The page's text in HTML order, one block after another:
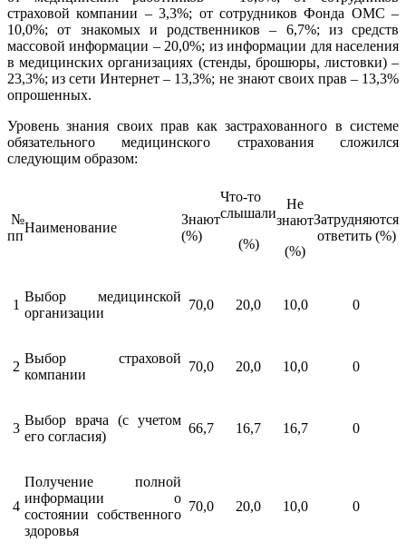
страховой компании – 3,3%; от сотрудников Фонда ОМС –
10,0%; от знакомых и родственников – 6,7%; из средств
массовой информации – 20,0%; из информации для населения
в медицинских организациях (стенды, брошюры, листовки) –
23,3%; из сети Интернет – 13,3%; не знают своих прав – 13,3%
опрошенных.
Уровень знания своих прав как застрахованного в системе
обязательного медицинского страхования сложился
следующим образом:
№
пп
Наименование
Знают
(%)
Что-то
слышали
(%)
Не
знают
(%)
Затрудняются
ответить (%)
1
Выбор медицинской
организации
70,0 20,0 10,0 0
2
Выбор страховой
компании
70,0 20,0 10,0 0
3
Выбор врача (с учетом
его согласия)
66,7 16,7 16,7 0
4
Получение полной
информации о
состоянии собственного
здоровья
70,0 20,0 10,0 0